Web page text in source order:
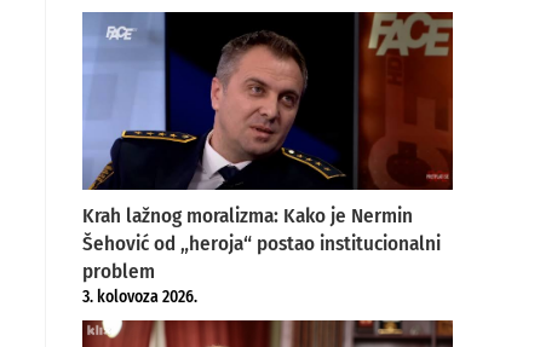
Krah lažnog moralizma: Kako je Nermin
Šehović od „heroja“ postao institucionalni
problem
3. kolovoza 2026.